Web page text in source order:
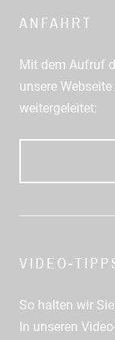
ANFAHRT
Mit dem Aufruf
unsere
weitergeleitet:
VIDEO-
So halten wir
In unseren